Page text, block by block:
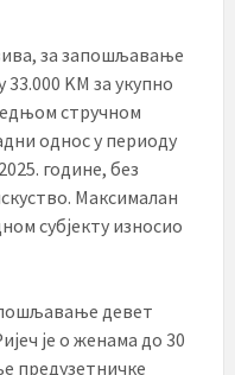
за запошљавање
33.000 KМ за укупно
стручном
однос у периоду
године, без
Максималан
субјекту износио
девет
је о женама до 30
предузетничке